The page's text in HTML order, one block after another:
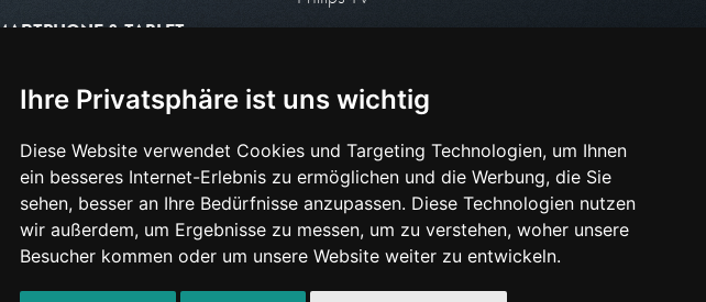
Ihre Privatsphäre ist uns wichtig
Diese Website verwendet Cookies und Targeting Technologien, um Ihnen
ein besseres Internet-Erlebnis zu ermöglichen und die Werbung, die Sie
sehen, besser an Ihre Bedürfnisse anzupassen. Diese Technologien nutzen
wir außerdem, um Ergebnisse zu messen, um zu verstehen, woher unsere
Besucher kommen oder um unsere Website weiter zu entwickeln.
& TABLET
App
werden
Presseanfrage stellen
HILFE & SUPPORT
Häufig gestellte Fragen
Anfrage stellen